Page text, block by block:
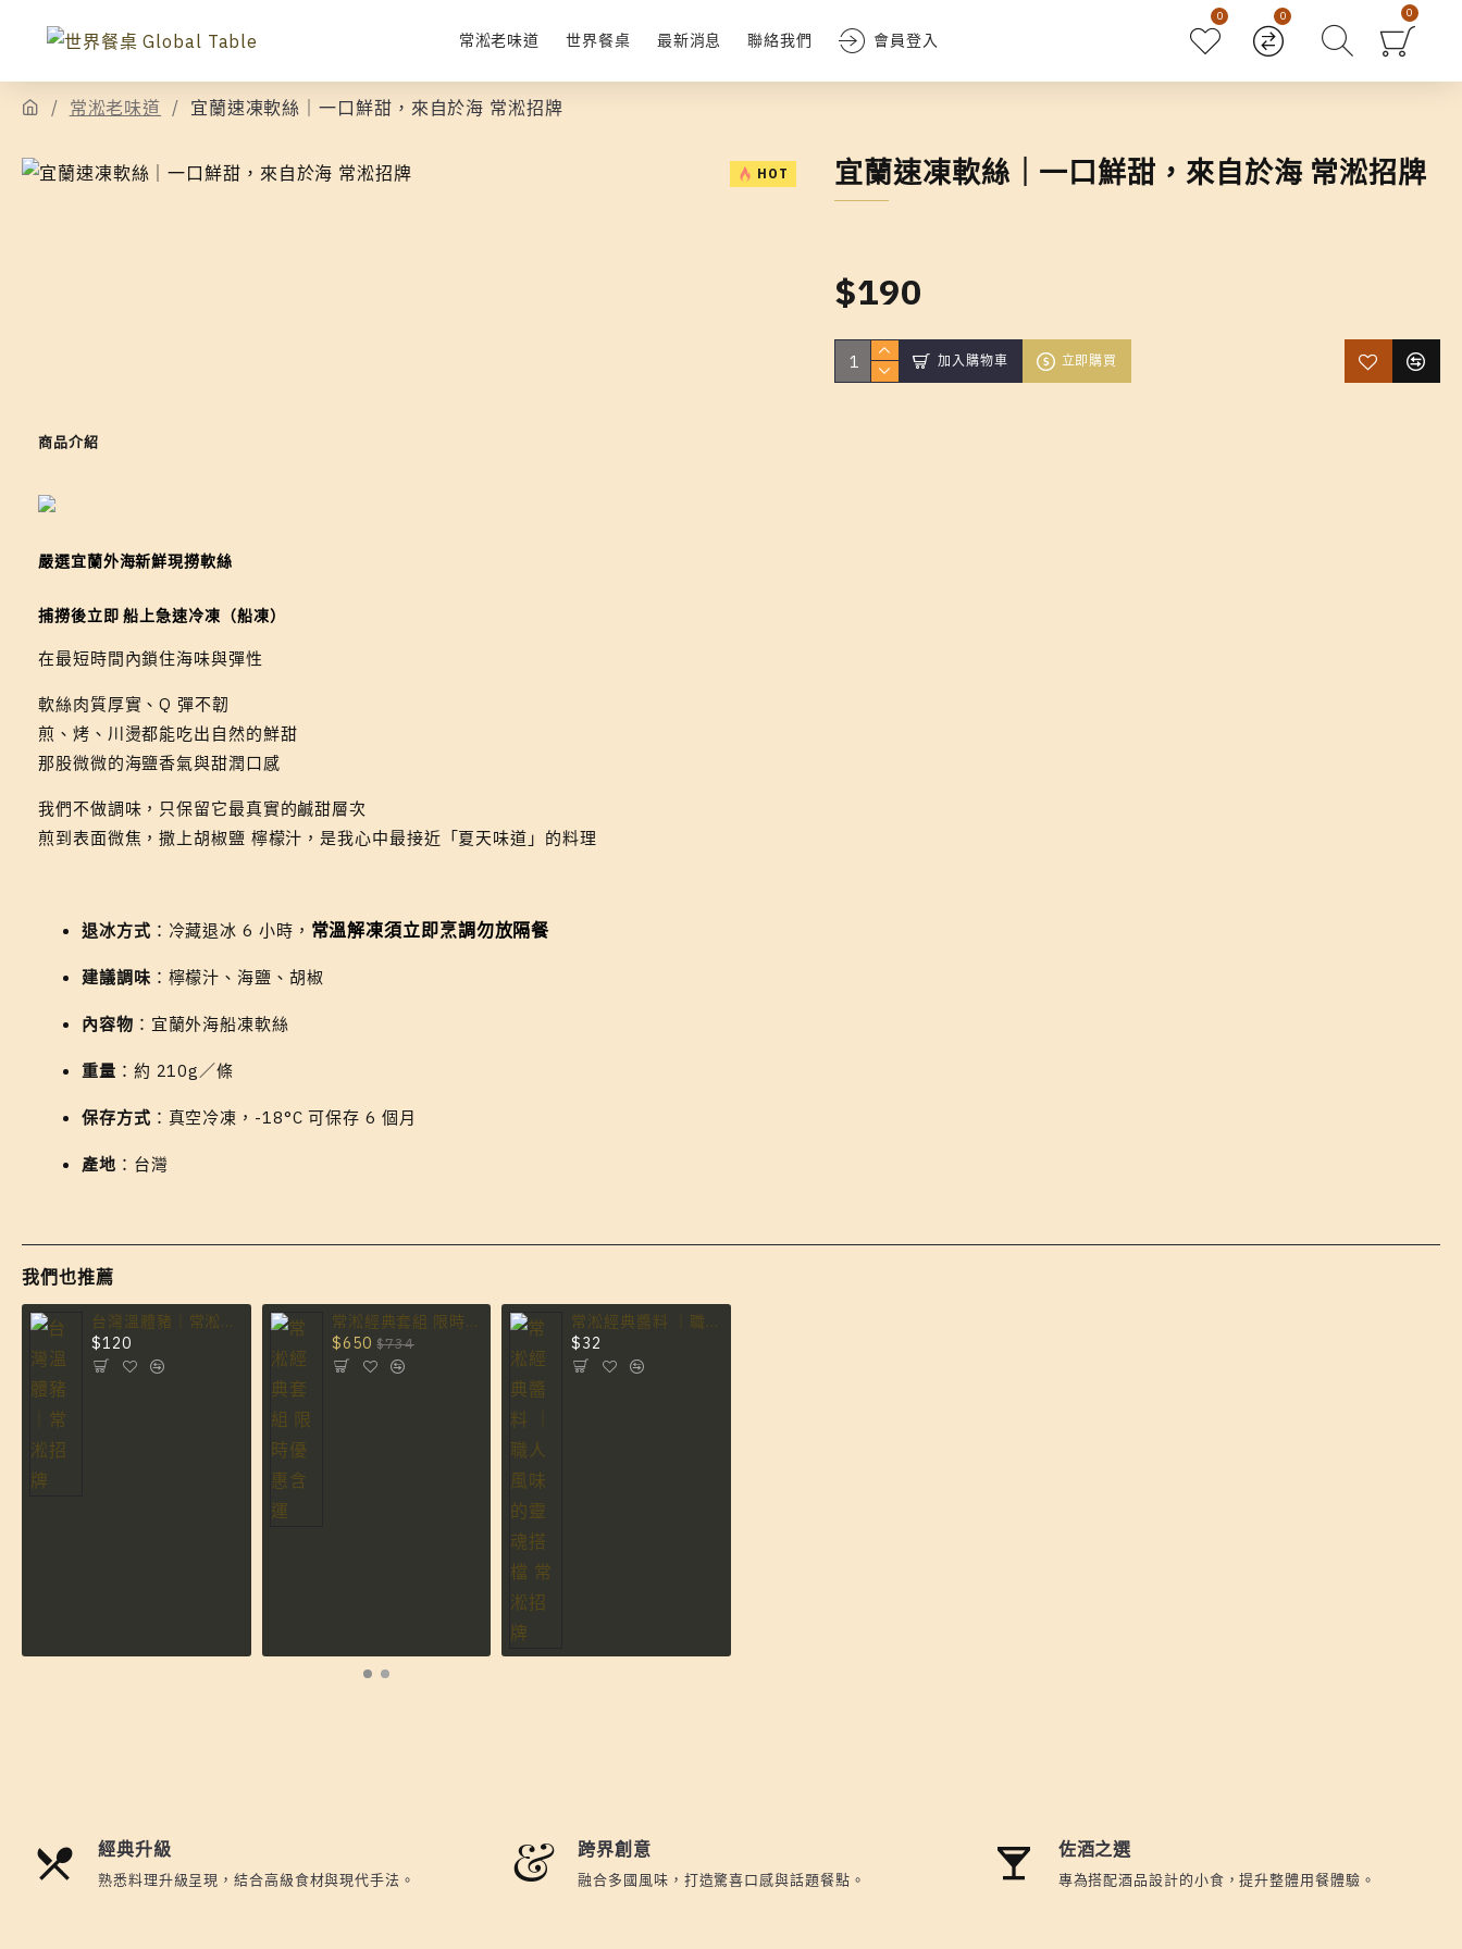
常淞老味道 世界餐桌 最新消息 聯絡我們 會員登入
0 0 0
常淞老味道 宜蘭速凍軟絲｜一口鮮甜，來自於海 常淞招牌
HOT 宜蘭速凍軟絲｜一口鮮甜，來自於海 常淞招牌
$190
加入購物車 立即購買
商品介紹
嚴選宜蘭外海新鮮現撈軟絲
捕撈後立即船上急速冷凍（船凍）
在最短時間內鎖住海味與彈性
軟絲肉質厚實、Q 彈不韌
煎、烤、川燙都能吃出自然的鮮甜
那股微微的海鹽香氣與甜潤口感
我們不做調味，只保留它最真實的鹹甜層次
煎到表面微焦，撒上胡椒鹽 檸檬汁，是我心中最接近「夏天味道」的料理
退冰方式 ：冷藏退冰 6 小時， 常溫解凍須立即烹調勿放隔餐
建議調味 ：檸檬汁、海鹽、胡椒
內容物 ：宜蘭外海船凍軟絲
重量 ：約 210g／條
保存方式 ：真空冷凍，-18°C 可保存 6 個月
產地 ：台灣
我們也推薦
台灣溫體豬｜常淞招牌
$120
常淞經典套組 限時優惠含運
$650 $734
常淞經典醬料 ｜職人風味的靈魂搭檔 常淞招牌
$32
經典升級
熟悉料理升級呈現，結合高級食材與現代手法。
跨界創意
融合多國風味，打造驚喜口感與話題餐點。
佐酒之選
專為搭配酒品設計的小食，提升整體用餐體驗。